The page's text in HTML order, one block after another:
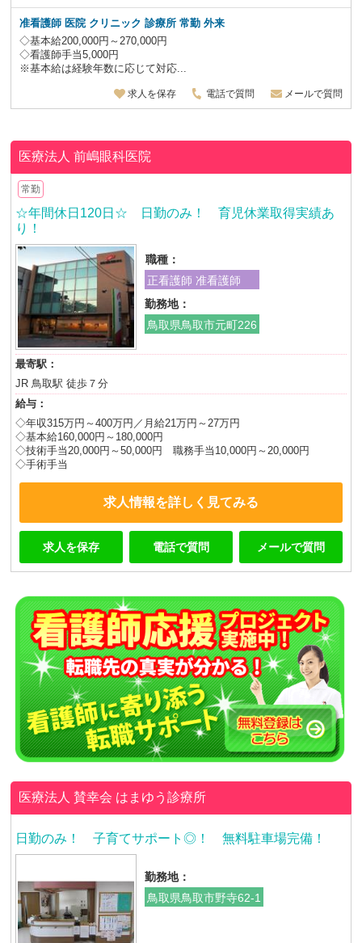
准看護師 医院 クリニック 診療所 常勤 外来
◇基本給200,000円～270,000円
◇看護師手当5,000円
※基本給は経験年数に応じて対応...
求人を保存 電話で質問 メールで質問
医療法人前嶋眼科医院
常勤
☆年間休日120日☆ 日勤のみ！ 育児休業取得実績あ
り！
職種：
正看護師 准看護師
勤務地：
鳥取県鳥取市元町226
最寄駅：
JR 鳥取駅 徒歩７分
給与：
◇年収315万円～400万円／月給21万円～27万円
◇基本給160,000円～180,000円
◇技術手当20,000円～50,000円 職務手当10,000円～20,000円
◇手術手当
求人情報を詳しく見てみる
求人を保存 電話で質問 メールで質問
医療法人 賛幸会 はまゆう診療所
日勤のみ！ 子育てサポート◎！ 無料駐車場完備！
勤務地：
鳥取県鳥取市野寺62-1